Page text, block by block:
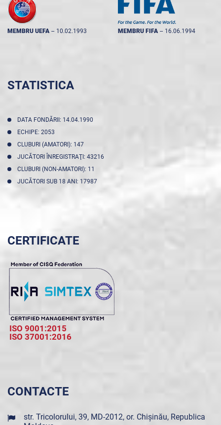
MEMBRU UEFA -- 10.02.1993 MEMBRU FIFA -- 16.06.1994
STATISTICA
DATA FONDĂRII: 14.04.1990
ECHIPE: 2053
CLUBURI (AMATORI): 147
JUCĂTORI ÎNREGISTRAŢI: 43216
CLUBURI (NON-AMATORI): 11
JUCĂTORI SUB 18 ANI: 17987
CERTIFICATE
ISO 9001:2015
ISO 37001:2016
CONTACTE
str. Tricolorului, 39, MD-2012, or. Chișinău, Republica